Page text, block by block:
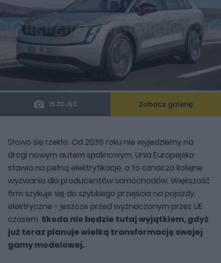
15 ZDJĘĆ Zobacz galerię
Słowo się rzekło. Od 2035 roku nie wyjedziemy na
drogi nowym autem spalinowym. Unia Europejska
stawia na pełną elektryfikację, a to oznacza kolejne
wyzwania dla producentów samochodów. Większość
firm szykuje się do szybkiego przejścia na pojazdy
elektryczne - jeszcze przed wyznaczonym przez UE
czasem. Skoda nie będzie tutaj wyjątkiem, gdyż
już teraz planuje wielką transformację swojej
gamy modelowej.